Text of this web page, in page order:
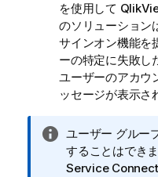
を使用して
のソリューション
サインオン機能を
ーの特定に失敗
ユーザーのアカウ
ッセージが表示さ
情
報
メ
ユーザー グルー
することはでき
Service